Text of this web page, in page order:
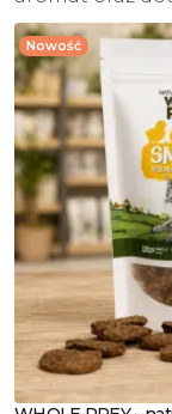
Nowość